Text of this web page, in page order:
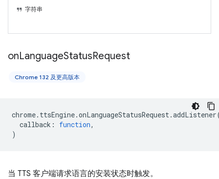
字符串
onLanguageStatusRequest
Chrome 132 及更高版本
chrome. ttsEngine.onLanguageStatusRequest.addListener
callback : function,
)
当 TTS 客户端请求语言的安装状态时触发。